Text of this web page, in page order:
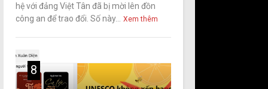
hệ với đảng Việt Tân đã bị mời lên đồn
công an để trao đổi. Số này...
Xem thêm
8